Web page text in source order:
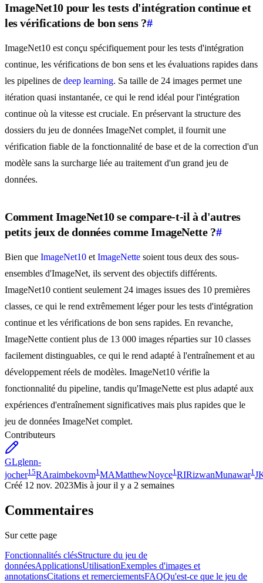
ImageNet10 pour les tests d'intégration continue et
les vérifications de bon sens ?#
ImageNet10 est conçu spécifiquement pour les tests d'intégration
continue, les vérifications de bon sens et les évaluations rapides dans
les pipelines de deep learning. Sa taille de 24 images permet une
itération quasi instantanée, ce qui le rend idéal pour l'intégration
continue où la vitesse est cruciale. En préservant la structure des
dossiers du jeu de données ImageNet complet, il fournit une
vérification fiable de la fonctionnalité de base et de la correction d'un
modèle sans la surcharge liée au traitement d'un grand jeu de
données.
Comment ImageNet10 se compare-t-il à d'autres
petits jeux de données comme ImageNette ?#
Bien que ImageNet10 et ImageNette soient tous deux des sous-
ensembles d'ImageNet, ils servent des objectifs différents.
ImageNet10 contient seulement 24 images issues des 10 premières
classes, ce qui le rend extrêmement léger pour les tests d'intégration
continue et les vérifications de bon sens rapides. En revanche,
ImageNette contient plus de 13 000 images réparties sur 10 classes
facilement distinguables, ce qui le rend adapté à l'entraînement et au
développement réels de modèles. ImageNet10 vérifie la
fonctionnalité du pipeline, tandis qu'ImageNette est plus adapté aux
expériences d'entraînement significatives mais plus rapides que le
jeu de données ImageNet complet.
Contributeurs
GLglenn-
jocher15RAraimbekovm1MAMatthewNoyce1RIRizwanMunawar1
Créé 12 nov. 2023Mis à jour il y a 2 semaines
Commentaires
Sur cette page
Fonctionnalités clésStructure du jeu de
donnéesApplicationsUtilisationExemples d'images et
annotationsCitations et remerciementsFAQQu'est-ce que le jeu de